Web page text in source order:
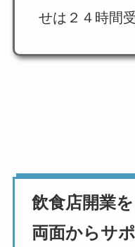
せは２４時間
飲食店開業
両面からサ